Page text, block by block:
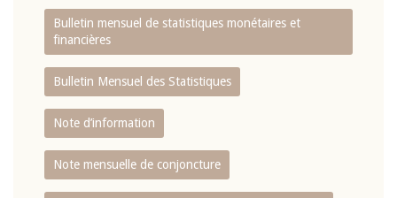
Bulletin mensuel de statistiques monétaires et
financières
Bulletin Mensuel des Statistiques
Note d’information
Note mensuelle de conjoncture